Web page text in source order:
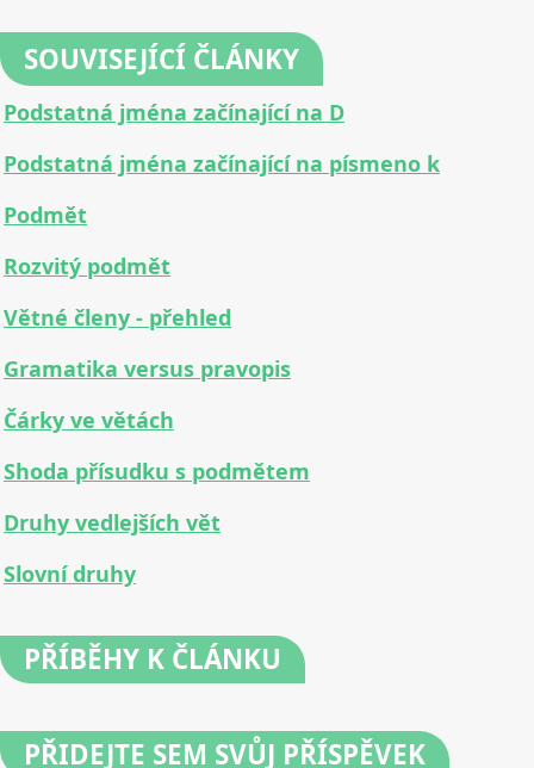
SOUVISEJÍCÍ ČLÁNKY
Podstatná jména začínající na D
Podstatná jména začínající na písmeno k
Podmět
Rozvitý podmět
Větné členy - přehled
Gramatika versus pravopis
Čárky ve větách
Shoda přísudku s podmětem
Druhy vedlejších vět
Slovní druhy
PŘÍBĚHY K ČLÁNKU
PŘIDEJTE SEM SVŮJ PŘÍSPĚVEK